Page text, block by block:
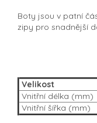
Boty jsou v patní
zipy pro snadnější
Velikost
Vnitřní délka (mm)
Vnitřní šířka (mm)